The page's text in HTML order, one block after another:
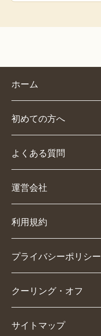
ホーム
初めての方へ
よくある質問
運営会社
利用規約
プライバシーポリシー
クーリング・オフ
サイトマップ